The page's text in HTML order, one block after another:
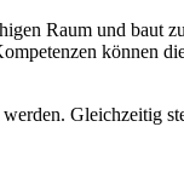
Raum und baut
können
Gleichzeitig